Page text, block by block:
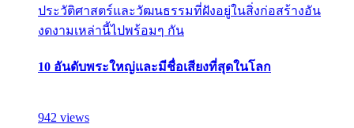
ประวัติศาสตร์และวัฒนธรรมที่ฝังอยู่ในสิ่งก่อสร้างอัน
งดงามเหล่านี้ไปพร้อมๆ กัน
10 อันดับพระใหญ่และมีชื่อเสียงที่สุดในโลก
942 views